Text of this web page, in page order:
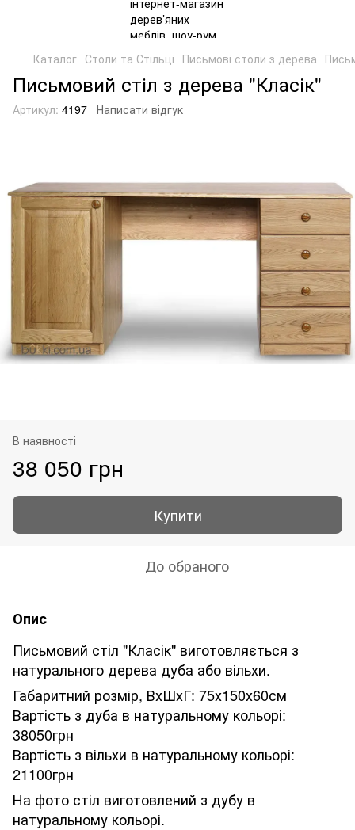
Каталог Столи та Стільці Письмові столи з дерева
Письмовий стіл з дерева "Класік"
Артикул: 4197 Написати відгук
В наявності
38 050 грн
Купити
До обраного
Опис
Письмовий стіл "Класік" виготовляється з
натурального дерева дуба або вільхи.
Габаритний розмір, ВхШхГ: 75х150х60см
Вартість з дуба в натуральному кольорі:
38050грн
Вартість з вільхи в натуральному кольорі:
21100грн
На фото стіл виготовлений з дубу в
натуральному кольорі.